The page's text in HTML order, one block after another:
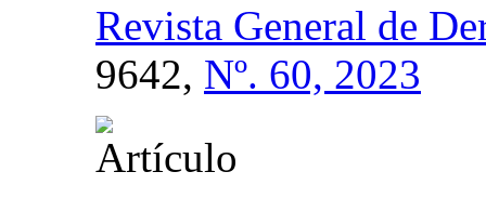
Revista General de
9642, Nº. 60, 2023